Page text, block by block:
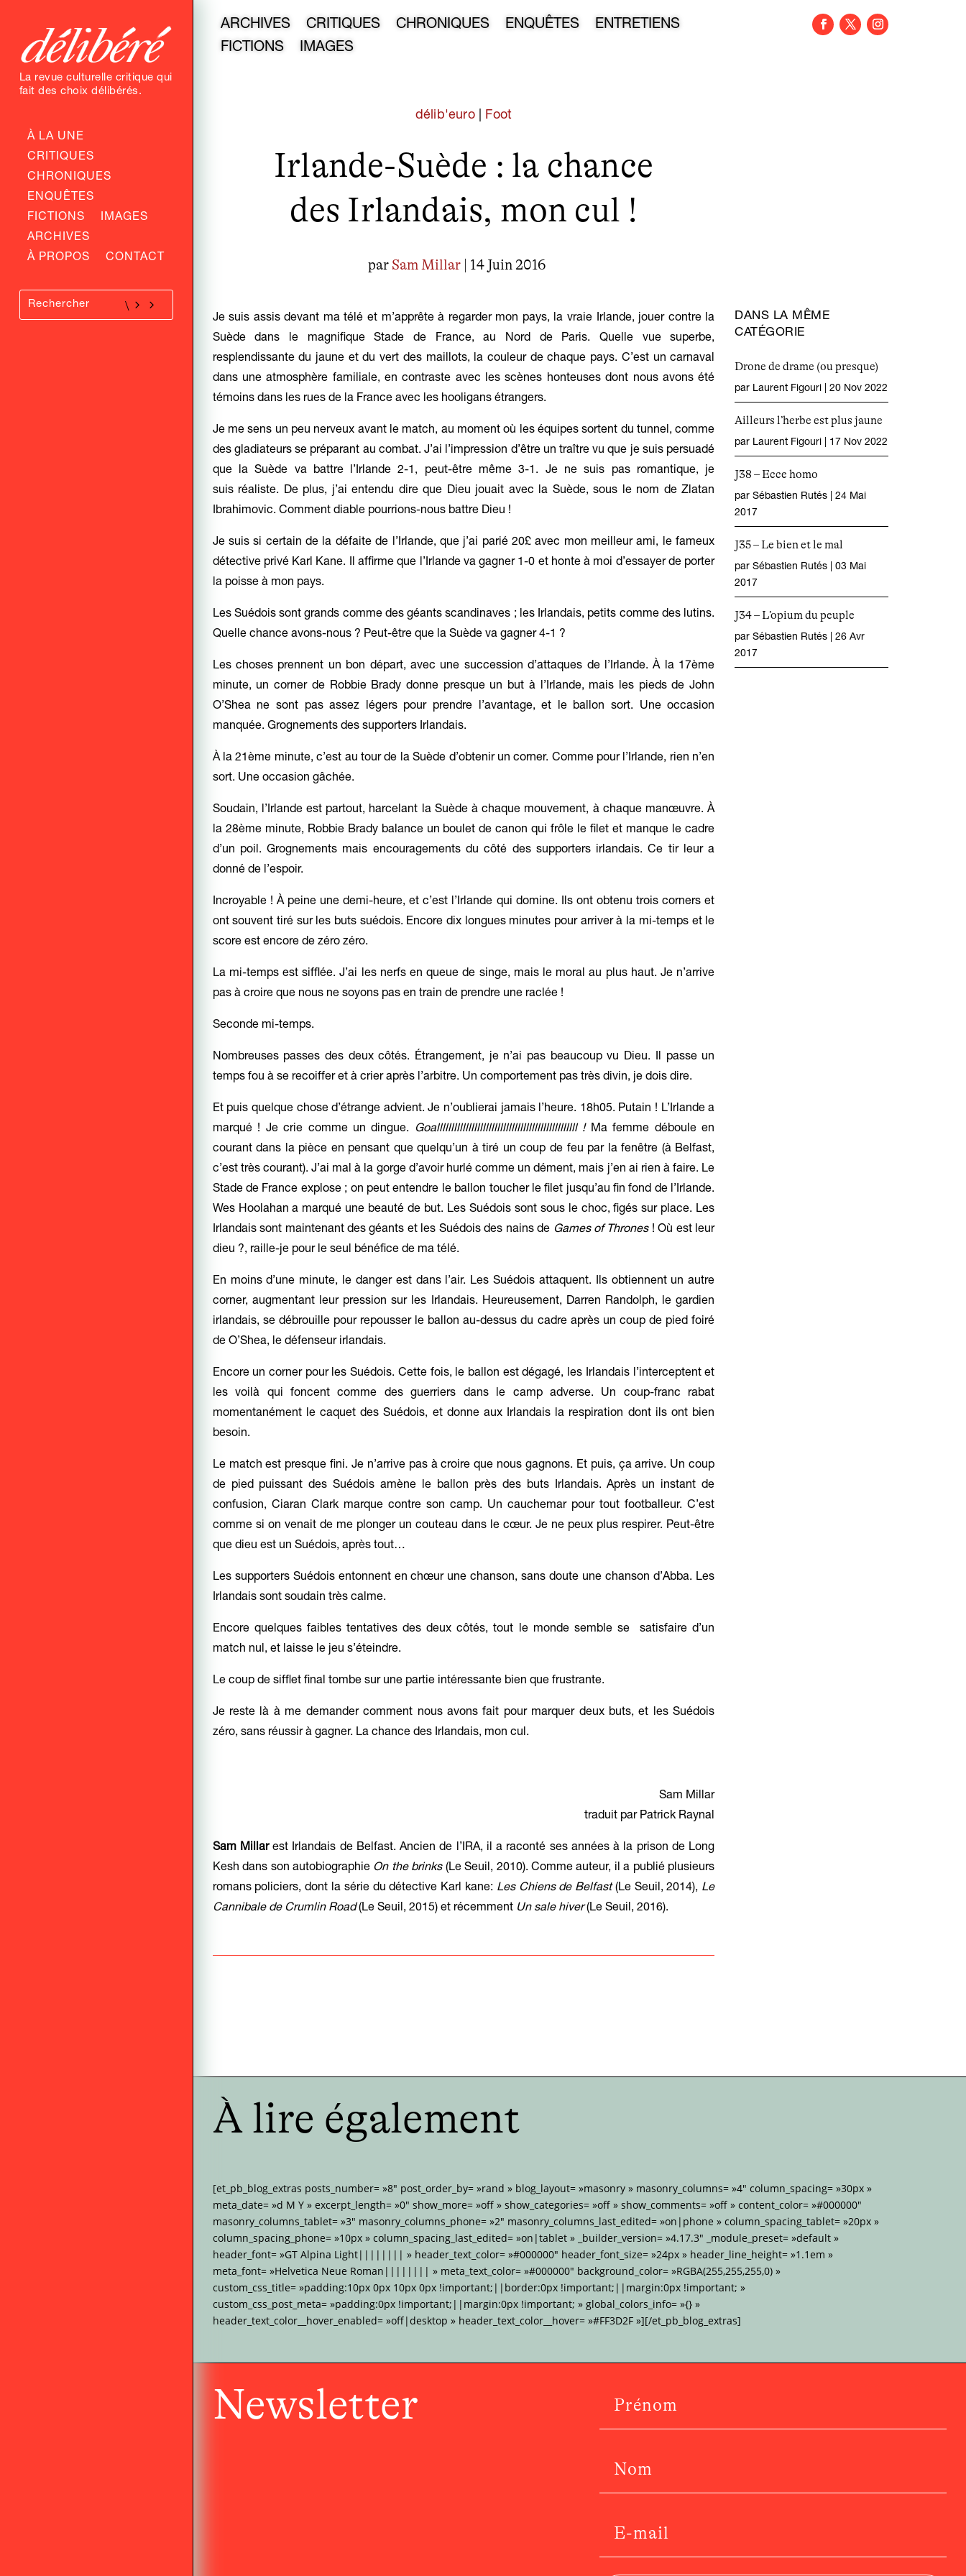
La revue culturelle critique qui
fait des choix délibérés.
À LA UNE
CRITIQUES
CHRONIQUES
ENQUÊTES
FICTIONS
IMAGES
ARCHIVES
À PROPOS
CONTACT
ARCHIVES CRITIQUES CHRONIQUES ENQUÊTES
ENTRETIENS
FICTIONS
IMAGES
délib'euro| Foot
Irlande-Suède : la chance
des Irlandais, mon cul !
par Sam Millar | 14 Juin 2016
Je suis assis devant ma télé et m’apprête à regarder mon pays, la vraie Irlande, jouer contre la
Suède dans le magnifique Stade de France, au Nord de Paris. Quelle vue superbe,
resplendissante du jaune et du vert des maillots, la couleur de chaque pays. C’est un carnaval
dans une atmosphère familiale, en contraste avec les scènes honteuses dont nous avons été
témoins dans les rues de la France avec les hooligans étrangers.
Je me sens un peu nerveux avant le match, au moment où les équipes sortent du tunnel, comme
des gladiateurs se préparant au combat. J’ai l’impression d’être un traître vu que je suis persuadé
que la Suède va battre l’Irlande 2-1, peut-être même 3-1. Je ne suis pas romantique, je
suis réaliste. De plus, j’ai entendu dire que Dieu jouait avec la Suède, sous le nom de Zlatan
Ibrahimovic. Comment diable pourrions-nous battre Dieu !
Je suis si certain de la défaite de l’Irlande, que j’ai parié 20£ avec mon meilleur ami, le fameux
détective privé Karl Kane. Il affirme que l’Irlande va gagner 1-0 et honte à moi d’essayer de porter
la poisse à mon pays.
Les Suédois sont grands comme des géants scandinaves ; les Irlandais, petits comme des lutins.
Quelle chance avons-nous ? Peut-être que la Suède va gagner 4-1 ?
Les choses prennent un bon départ, avec une succession d’attaques de l’Irlande. À la 17ème
minute, un corner de Robbie Brady donne presque un but à l’Irlande, mais les pieds de John
O’Shea ne sont pas assez légers pour prendre l’avantage, et le ballon sort. Une occasion
manquée. Grognements des supporters Irlandais.
À la 21ème minute, c’est au tour de la Suède d’obtenir un corner. Comme pour l’Irlande, rien n’en
sort. Une occasion gâchée.
Soudain, l’Irlande est partout, harcelant la Suède à chaque mouvement, à chaque manœuvre. À
la 28ème minute, Robbie Brady balance un boulet de canon qui frôle le filet et manque le cadre
d’un poil. Grognements mais encouragements du côté des supporters irlandais. Ce tir leur a
donné de l’espoir.
Incroyable ! À peine une demi-heure, et c’est l’Irlande qui domine. Ils ont obtenu trois corners et
ont souvent tiré sur les buts suédois. Encore dix longues minutes pour arriver à la mi-temps et le
score est encore de zéro zéro.
La mi-temps est sifflée. J’ai les nerfs en queue de singe, mais le moral au plus haut. Je n’arrive
pas à croire que nous ne soyons pas en train de prendre une raclée !
Seconde mi-temps.
Nombreuses passes des deux côtés. Étrangement, je n’ai pas beaucoup vu Dieu. Il passe un
temps fou à se recoiffer et à crier après l’arbitre. Un comportement pas très divin, je dois dire.
Et puis quelque chose d’étrange advient. Je n’oublierai jamais l’heure. 18h05. Putain ! L’Irlande a
marqué ! Je crie comme un dingue.
Goalllllllllllllllllllllllllllllllllllllllllllllllll !Ma femme déboule en
courant dans la pièce en pensant que quelqu’un à tiré un coup de feu par la fenêtre (à Belfast,
c’est très courant). J’ai mal à la gorge d’avoir hurlé comme un dément, mais j’en ai rien à faire. Le
Stade de France explose ; on peut entendre le ballon toucher le filet jusqu’au fin fond de l’Irlande.
Wes Hoolahan a marqué une beauté de but. Les Suédois sont sous le choc, figés sur place. Les
Irlandais sont maintenant des géants et les Suédois des nains de Games of Thrones ! Où est leur
dieu ?, raille-je pour le seul bénéfice de ma télé.
En moins d’une minute, le danger est dans l’air. Les Suédois attaquent. Ils obtiennent un autre
corner, augmentant leur pression sur les Irlandais. Heureusement, Darren Randolph, le gardien
irlandais, se débrouille pour repousser le ballon au-dessus du cadre après un coup de pied foiré
de O’Shea, le défenseur irlandais.
Encore un corner pour les Suédois. Cette fois, le ballon est dégagé, les Irlandais l’interceptent et
les voilà qui foncent comme des guerriers dans le camp adverse. Un coup-franc rabat
momentanément le caquet des Suédois, et donne aux Irlandais la respiration dont ils ont bien
besoin.
Le match est presque fini. Je n’arrive pas à croire que nous gagnons. Et puis, ça arrive. Un coup
de pied puissant des Suédois amène le ballon près des buts Irlandais. Après un instant de
confusion, Ciaran Clark marque contre son camp. Un cauchemar pour tout footballeur. C’est
comme si on venait de me plonger un couteau dans le cœur. Je ne peux plus respirer. Peut-être
que dieu est un Suédois, après tout…
Les supporters Suédois entonnent en chœur une chanson, sans doute une chanson d’Abba. Les
Irlandais sont soudain très calme.
Encore quelques faibles tentatives des deux côtés, tout le monde semble se satisfaire d’un
match nul, et laisse le jeu s’éteindre.
Le coup de sifflet final tombe sur une partie intéressante bien que frustrante.
Je reste là à me demander comment nous avons fait pour marquer deux buts, et les Suédois
zéro, sans réussir à gagner. La chance des Irlandais, mon cul.
Sam Millar
traduit par Patrick Raynal
Sam Millarest Irlandais de Belfast. Ancien de l’IRA, il a raconté ses années à la prison de Long
Kesh dans son autobiographie On the brinks(Le Seuil, 2010). Comme auteur, il a publié plusieurs
romans policiers, dont la série du détective Karl kane: Les Chiens de Belfast(Le Seuil, 2014), Le
Cannibale de Crumlin Road(Le Seuil, 2015) et récemment Un sale hiver(Le Seuil, 2016).
DANS LA MÊME
CATÉGORIE
Drone de drame (ou presque)
par Laurent Figouri |20 Nov 2022
Ailleurs l’herbe est plus jaune
par Laurent Figouri 17 Nov 2022
J38 – Ecce homo
parSébastien Rutés |24 Mai
2017
J35 – Le bien et le mal
parSébastien Rutés |03 Mai
2017
J34 – L’opium du peuple
parSébastien Rutés |26 Avr
2017
À lire également
[et_pb_blog_extras posts_number= »8″ post_order_by= »rand » blog_layout= »masonry » masonry_columns= »4″ column_spacing= »30px »
meta_date= »d M Y » excerpt_length= »0″ show_more= »off » show_categories= »off » show_comments= »off » content_color= »#000000″
masonry_columns_tablet= »3″ masonry_columns_phone= »2″ masonry_columns_last_edited= »on|phone » column_spacing_tablet= »20px »
column_spacing_phone= »10px » column_spacing_last_edited= »on|tablet » _builder_version= »4.17.3″ _module_preset= »default »
header_font= »GT Alpina Light|||||||| » header_text_color= »#000000″ header_font_size= »24px » header_line_height= »1.1em »
meta_font= »Helvetica Neue Roman|||||||| » meta_text_color= »#000000″ background_color= »RGBA(255,255,255,0) »
custom_css_title= »padding:10px 0px 10px 0px !important;||border:0px !important;||margin:0px !important; »
custom_css_post_meta= »padding:0px !important;||margin:0px !important; » global_colors_info= »{} »
header_text_color__hover_enabled= »off|desktop » header_text_color__hover= »#FF3D2F »][/et_pb_blog_extras]
Newsletter